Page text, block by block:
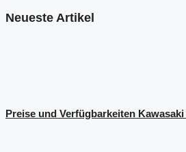
Neueste Artikel
Preise und Verfügbarkeiten